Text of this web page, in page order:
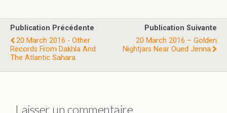
Publication Précédente
20 March 2016 - Other
Records From Dakhla And
The Atlantic Sahara
Publication Suivante
20 March 2016 – Golden
Nightjars Near Oued Jenna
Laisser un commentaire